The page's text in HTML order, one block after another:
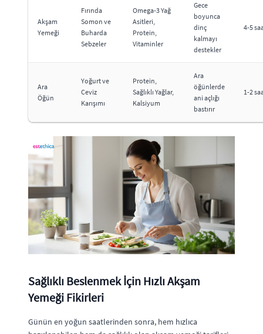
Akşam
Yemeği
Fırında
Somon ve
Buharda
Sebzeler
Omega-3 Yağ
Asitleri,
Protein,
Vitaminler
Gece
boyunca
dinç
kalmayı
destekler
4-5
Ara
Öğün
Yoğurt ve
Ceviz
Karışımı
Protein,
Sağlıklı Yağlar,
Kalsiyum
Ara
öğünlerde
ani açlığı
bastırır
1-2
Sağlıklı Beslenmek İçin Hızlı Akşam
Yemeği Fikirleri
Günün en yoğun saatlerinden sonra, hem hızlıca